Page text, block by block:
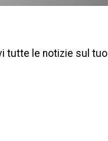
tutte le notizie sul tuo